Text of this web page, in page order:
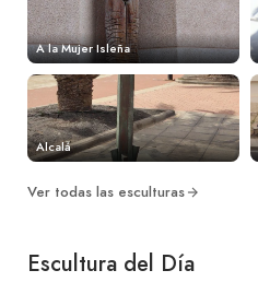
A la Mujer Isleña
Alcalá
Ver todas las esculturas
Escultura del Día